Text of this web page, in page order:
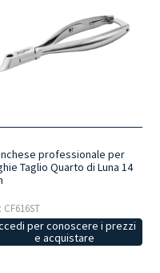
professionale per
Taglio Quarto di Luna 14
CF616ST
per conoscere i prezzi
e acquistare